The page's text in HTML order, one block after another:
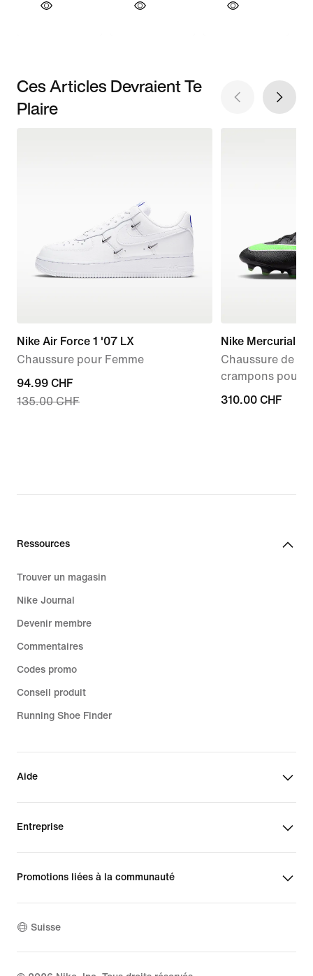
Ces Articles Devraient Te
Plaire
Nike Air Force 1 '07 LX
Chaussure pour Femme
current
price
94.99 CHF
135.00 CHF
Nike Mercurial
Chaussure de
crampons pour
310.00 CHF
310.00 CHF
Ressources
Trouver un magasin
Nike Journal
Devenir membre
Commentaires
Codes promo
Conseil produit
Running Shoe Finder
Aide
Entreprise
Promotions liées à la communauté
Suisse